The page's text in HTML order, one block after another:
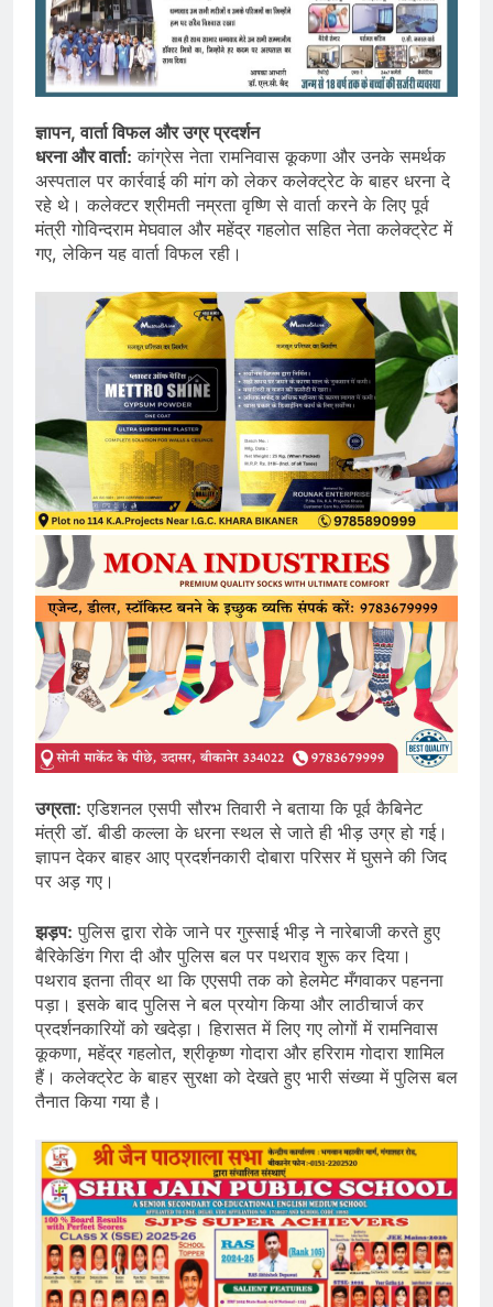
ज्ञापन, वार्ता विफल और उग्र प्रदर्शन
धरना और वार्ता: कांग्रेस नेता रामनिवास कूकणा और उनके समर्थक
अस्पताल पर कार्रवाई की मांग को लेकर कलेक्ट्रेट के बाहर धरना दे
रहे थे। कलेक्टर श्रीमती नम्रता वृष्णि से वार्ता करने के लिए पूर्व
मंत्री गोविन्दराम मेघवाल और महेंद्र गहलोत सहित नेता कलेक्ट्रेट में
गए, लेकिन यह वार्ता विफल रही।
उग्रता: एडिशनल एसपी सौरभ तिवारी ने बताया कि पूर्व कैबिनेट
मंत्री डॉ. बीडी कल्ला के धरना स्थल से जाते ही भीड़ उग्र हो गई।
ज्ञापन देकर बाहर आए प्रदर्शनकारी दोबारा परिसर में घुसने की जिद
पर अड़ गए।
झड़प: पुलिस द्वारा रोके जाने पर गुस्साई भीड़ ने नारेबाजी करते हुए
बैरिकेडिंग गिरा दी और पुलिस बल पर पथराव शुरू कर दिया।
पथराव इतना तीव्र था कि एएसपी तक को हेलमेट मँगवाकर पहनना
पड़ा। इसके बाद पुलिस ने बल प्रयोग किया और लाठीचार्ज कर
प्रदर्शनकारियों को खदेड़ा। हिरासत में लिए गए लोगों में रामनिवास
कूकणा, महेंद्र गहलोत, श्रीकृष्ण गोदारा और हरिराम गोदारा शामिल
हैं। कलेक्ट्रेट के बाहर सुरक्षा को देखते हुए भारी संख्या में पुलिस बल
तैनात किया गया है।